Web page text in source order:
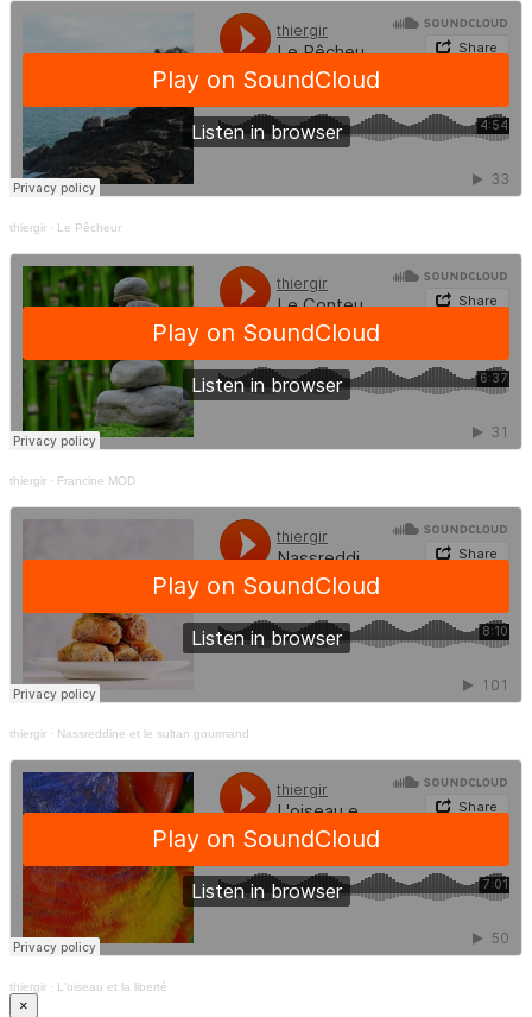
thiergir · Le Pêcheur
thiergir · Francine MOD
thiergir · Nassreddine et le sultan gourmand
thiergir · L'oiseau et la liberté
×